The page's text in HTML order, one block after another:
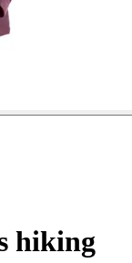
hiking